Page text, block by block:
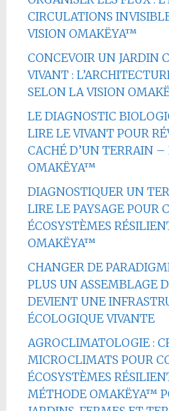
CIRCULATIONS
VISION OMAKËYA™
CONCEVOIR UN JARDIN
VIVANT :
SELON LA VISION
LE DIAGNOSTIC
LIRE LE VIVANT POUR
CACHÉ D’UN TERRAIN
OMAKËYA™
DIAGNOSTIQUER UN
LIRE LE PAYSAGE POUR
ÉCOSYSTÈMES
OMAKËYA™
CHANGER DE
PLUS UN ASSEMBLAGE
DEVIENT UNE
ÉCOLOGIQUE VIVANTE
AGROCLIMATOLOGIE :
MICROCLIMATS POUR
ÉCOSYSTÈMES
MÉTHODE OMAKËYA™